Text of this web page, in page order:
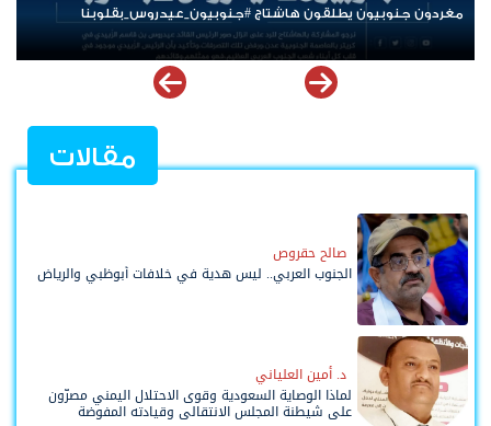
سياسيون جنوبيون: الرئيس عيدروس الزُبيدي لا يساوم على قضية
مقالات
صالح حقروص
الجنوب العربي.. ليس هدية في خلافات أبوظبي والرياض
د. أمين العلياني
لماذا الوصاية السعودية وقوى الاحتلال اليمني مصرّون
على شيطنة المجلس الانتقالي وقيادته المفوضة